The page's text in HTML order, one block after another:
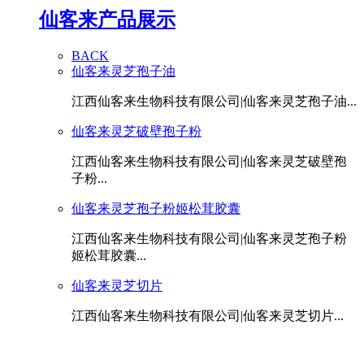
仙客来产品展示
BACK
仙客来灵芝孢子油
江西仙客来生物科技有限公司|仙客来灵芝孢子油...
仙客来灵芝破壁孢子粉
江西仙客来生物科技有限公司|仙客来灵芝破壁孢
子粉...
仙客来灵芝孢子粉姬松茸胶囊
江西仙客来生物科技有限公司|仙客来灵芝孢子粉
姬松茸胶囊...
仙客来灵芝切片
江西仙客来生物科技有限公司|仙客来灵芝切片...